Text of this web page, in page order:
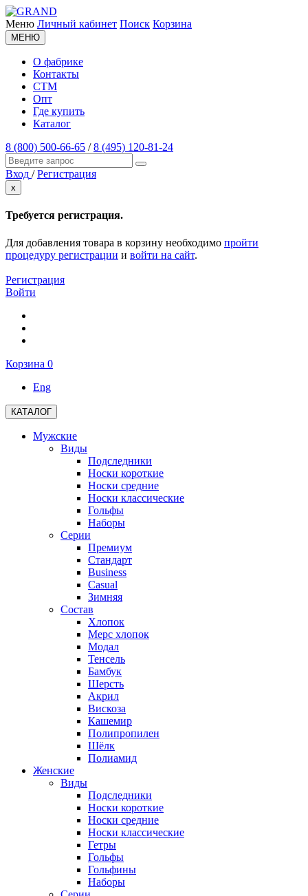
Меню Личный кабинет Поиск Корзина
МЕНЮ
О фабрике
Контакты
СТМ
Опт
Где купить
Каталог
8 (800) 500-66-65 /8 (495) 120-81-24
Вход / Регистрация
x
Требуется регистрация.
Для добавления товара в корзину необходимо пройти
процедуру регистрации и войти на сайт.
Регистрация
Войти
Корзина 0
Eng
КАТАЛОГ
Мужские
Виды
Подследники
Носки короткие
Носки средние
Носки классические
Гольфы
Наборы
Серии
Премиум
Стандарт
Business
Casual
Зимняя
Состав
Хлопок
Мерс хлопок
Модал
Тенсель
Бамбук
Шерсть
Акрил
Вискоза
Кашемир
Полипропилен
Шёлк
Полиамид
Женские
Виды
Подследники
Носки короткие
Носки средние
Носки классические
Гетры
Гольфы
Гольфины
Наборы